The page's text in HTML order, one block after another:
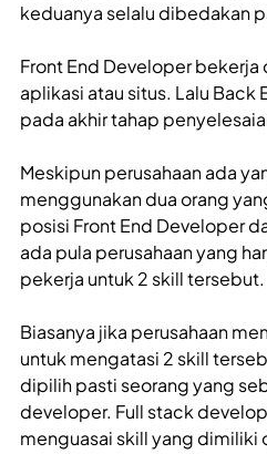
keduanya selalu dibedakan
Front End Developer
aplikasi atau situs. Lalu Back
pada akhir tahap
Meskipun perusahaan ada
menggunakan dua orang
posisi Front End Developer
ada pula perusahaan yang
pekerja untuk 2 skill tersebut.
Biasanya jika perusahaan
untuk mengatasi 2 skill
dipilih pasti seorang yang
developer. Full stack
menguasai skill yang dimiliki